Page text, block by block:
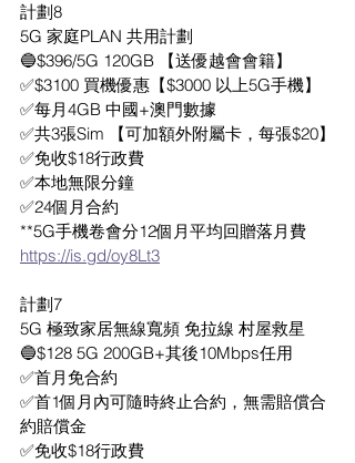
計劃8
5G 家庭PLAN 共用計劃
🔵$396/5G 120GB 【送優越會會籍】
✅$3100 買機優惠【$3000 以上5G手機】
✅每月4GB 中國+澳門數據
✅共3張Sim 【可加額外附屬卡，每張$20】
✅免收$18行政費
✅本地無限分鐘
✅24個月合約
**5G手機卷會分12個月平均回贈落月費
https://is.gd/oy8Lt3
計劃7
5G 極致家居無線寬頻 免拉線 村屋救星
🔵$128 5G 200GB+其後10Mbps任用
✅首月免合約
✅首1個月內可隨時終止合約，無需賠償合
約賠償金
✅免收$18行政費